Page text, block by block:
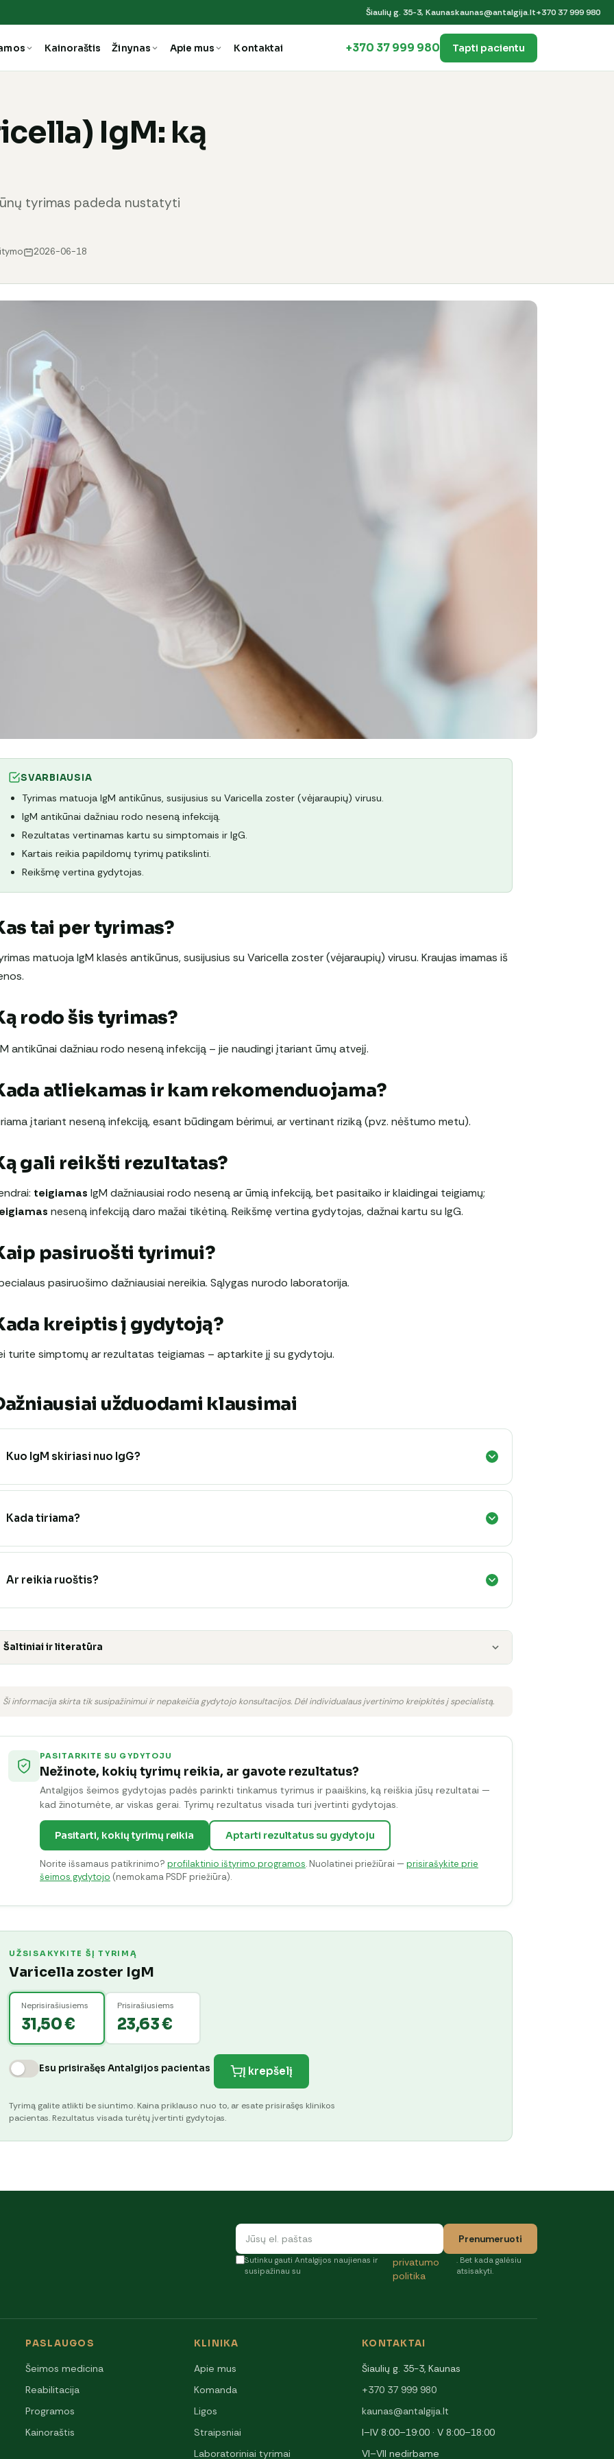
Šiaulių g. 35-3, Kaunaskaunas@antalgija.lt+370 37 999 980
Kainoraštis Žinynas Apie mus Kontaktai +370 37 999 980 Tapti pacientu
IgM: ką
tyrimas padeda nustatyti
2026-06-18
SVARBIAUSIA
Tyrimas matuoja IgM antikūnus, susijusius su Varicella zoster (vėjaraupių) virusu.
IgM antikūnai dažniau rodo neseną infekciją.
Rezultatas vertinamas kartu su simptomais ir IgG.
Kartais reikia papildomų tyrimų patikslinti.
Reikšmę vertina gydytojas.
tai per tyrimas?
matuoja IgM klasės antikūnus, susijusius su Varicella zoster (vėjaraupių) virusu. Kraujas imamas iš
rodo šis tyrimas?
antikūnai dažniau rodo neseną infekciją – jie naudingi įtariant ūmų atvejį.
atliekamas ir kam rekomenduojama?
įtariant neseną infekciją, esant būdingam bėrimui, ar vertinant riziką (pvz. nėštumo metu).
gali reikšti rezultatas?
teigiamas IgM dažniausiai rodo neseną ar ūmią infekciją, bet pasitaiko ir klaidingai teigiamų;
neseną infekciją daro mažai tikėtiną. Reikšmę vertina gydytojas, dažnai kartu su IgG.
pasiruošti tyrimui?
pasiruošimo dažniausiai nereikia. Sąlygas nurodo laboratorija.
kreiptis į gydytoją?
turite simptomų ar rezultatas teigiamas – aptarkite jį su gydytoju.
užduodami klausimai
Kuo IgM skiriasi nuo IgG?
Kada tiriama?
Ar reikia ruoštis?
Šaltiniai ir literatūra
Ši informacija skirta tik susipažinimui ir nepakeičia gydytojo konsultacijos. Dėl individualaus įvertinimo kreipkitės į specialistą.
PASITARKITE SU GYDYTOJU
Nežinote, kokių tyrimų reikia, ar gavote rezultatus?
Antalgijos šeimos gydytojas padės parinkti tinkamus tyrimus ir paaiškins, ką reiškia jūsų rezultatai —
kad žinotumėte, ar viskas gerai. Tyrimų rezultatus visada turi įvertinti gydytojas.
Pasitarti, kokių tyrimų reikia Aptarti rezultatus su gydytoju
Norite išsamaus patikrinimo? profilaktinio ištyrimo programos. Nuolatinei priežiūrai —prisirašykite prie
šeimos gydytojo (nemokama PSDF priežiūra).
UŽSISAKYKITE ŠĮ TYRIMĄ
Varicella zoster IgM
Neprisirašiusiems
31,50 €
Prisirašiusiems
23,63 €
Esu prisirašęs Antalgijos pacientas Į krepšelį
Tyrimą galite atlikti be siuntimo. Kaina priklauso nuo to, ar esate prisirašęs klinikos
pacientas. Rezultatus visada turėtų įvertinti gydytojas.
Prenumeruoti
Sutinku gauti Antalgijos naujienas ir
susipažinau su
privatumo
politika
. Bet kada galėsiu
atsisakyti.
PASLAUGOS
Šeimos medicina
Reabilitacija
Programos
Kainoraštis
KLINIKA
Apie mus
Komanda
Ligos
Straipsniai
Laboratoriniai tyrimai
KONTAKTAI
Šiaulių g. 35-3, Kaunas
+370 37 999 980
kaunas@antalgija.lt
I–IV 8:00–19:00 · V 8:00–18:00
VI–VII nedirbame